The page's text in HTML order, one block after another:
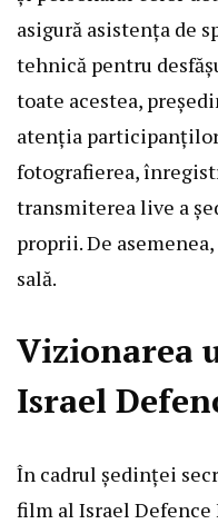
asigură asistența de
tehnică pentru
toate acestea,
atenția
fotografierea,
transmiterea live a
proprii. De
sală.
Vizionarea
Israel
În cadrul ședinței
film al Israel Defence